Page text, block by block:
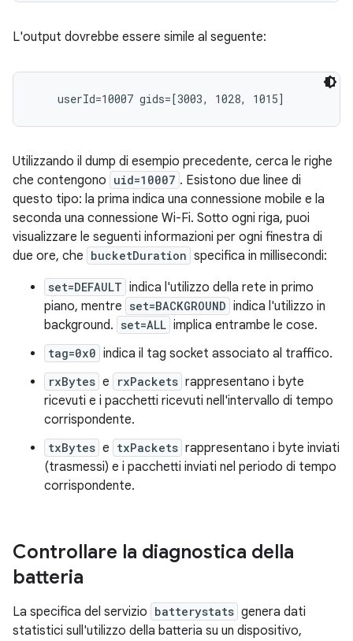
L'output dovrebbe essere simile al seguente:
Utilizzando il dump di esempio precedente, cerca le righe
che contengono uid=10007 . Esistono due linee di
questo tipo: la prima indica una connessione mobile e la
seconda una connessione Wi-Fi. Sotto ogni riga, puoi
visualizzare le seguenti informazioni per ogni finestra di
due ore, che bucketDuration specifica in millisecondi:
set=DEFAULT indica l'utilizzo della rete in primo
piano, mentre set=BACKGROUND indica l'utilizzo in
background. set=ALL implica entrambe le cose.
tag=0x0 indica il tag socket associato al traffico.
rxBytes e rxPackets rappresentano i byte
ricevuti e i pacchetti ricevuti nell'intervallo di tempo
corrispondente.
txBytes e txPackets rappresentano i byte inviati
(trasmessi) e i pacchetti inviati nel periodo di tempo
corrispondente.
Controllare la diagnostica della
batteria
La specifica del servizio batterystats genera dati
statistici sull'utilizzo della batteria su un dispositivo,